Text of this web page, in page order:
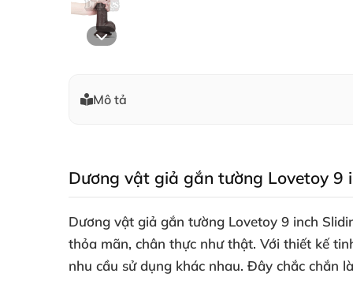
Mô tả
Dương vật giả gắn tường Lovetoy 9
Dương vật giả gắn tường Lovetoy 9 inch
thỏa mãn, chân thực như thật. Với thiết kế
nhu cầu sử dụng khác nhau. Đây chắc chắn